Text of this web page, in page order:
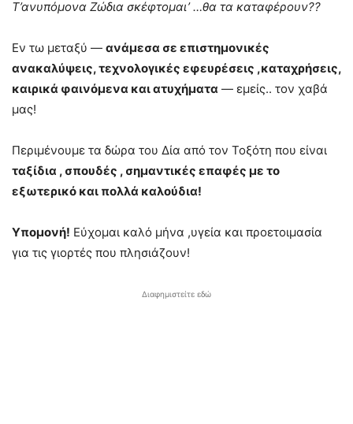
Τ’ανυπόμονα Ζώδια σκέφτομαι’ …θα τα καταφέρουν??
Εν τω μεταξύ — ανάμεσα σε επιστημονικές
ανακαλύψεις, τεχνολογικές εφευρέσεις ,καταχρήσεις,
καιρικά φαινόμενα και ατυχήματα — εμείς.. τον χαβά
μας!
Περιμένουμε τα δώρα του Δία από τον Τοξότη που είναι
ταξίδια , σπουδές , σημαντικές επαφές με το
εξωτερικό και πολλά καλούδια!
Υπομονή! Εύχομαι καλό μήνα ,υγεία και προετοιμασία
για τις γιορτές που πλησιάζουν!
Διαφημιστείτε εδώ